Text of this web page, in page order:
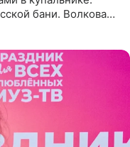
бани. Волкова